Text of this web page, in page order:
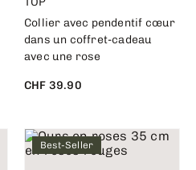
Collier avec pendentif cœur
dans un coffret-cadeau
avec une rose
CHF 39.90
Best-Seller